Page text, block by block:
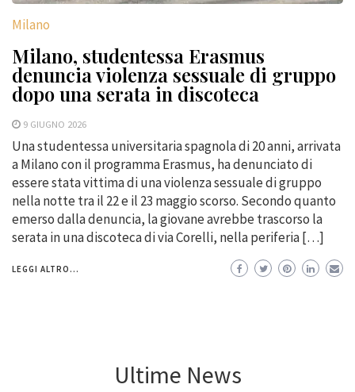
Milano
Milano, studentessa Erasmus
denuncia violenza sessuale di gruppo
dopo una serata in discoteca
9 GIUGNO 2026
Una studentessa universitaria spagnola di 20 anni, arrivata
a Milano con il programma Erasmus, ha denunciato di
essere stata vittima di una violenza sessuale di gruppo
nella notte tra il 22 e il 23 maggio scorso. Secondo quanto
emerso dalla denuncia, la giovane avrebbe trascorso la
serata in una discoteca di via Corelli, nella periferia […]
LEGGI ALTRO...
Ultime News